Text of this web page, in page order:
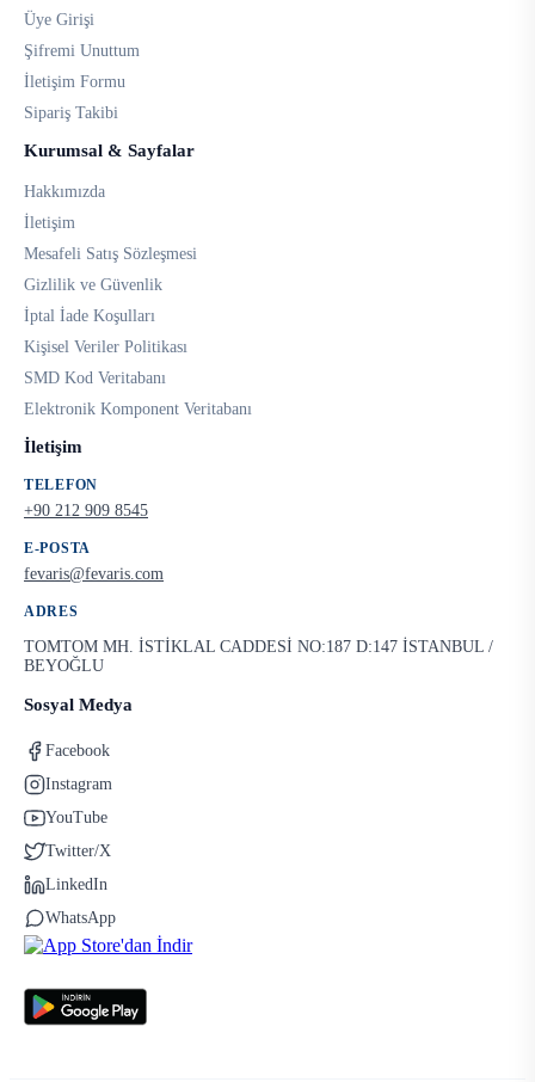
Üye Girişi
Şifremi Unuttum
İletişim Formu
Sipariş Takibi
Kurumsal & Sayfalar
Hakkımızda
İletişim
Mesafeli Satış Sözleşmesi
Gizlilik ve Güvenlik
İptal İade Koşulları
Kişisel Veriler Politikası
SMD Kod Veritabanı
Elektronik Komponent Veritabanı
İletişim
TELEFON
+90 212 909 8545
E-POSTA
fevaris@fevaris.com
ADRES
TOMTOM MH. İSTİKLAL CADDESİ NO:187 D:147 İSTANBUL /
BEYOĞLU
Sosyal Medya
Facebook
Instagram
YouTube
Twitter/X
LinkedIn
WhatsApp